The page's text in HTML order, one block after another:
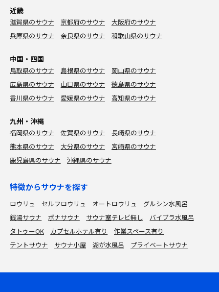
近畿
滋賀県のサウナ 京都府のサウナ
大阪府のサウナ
兵庫県のサウナ
奈良県のサウナ 和歌山県のサウナ
中国・四国
鳥取県のサウナ 島根県のサウナ
岡山県のサウナ
広島県のサウナ
山口県のサウナ
徳島県のサウナ
香川県のサウナ
愛媛県のサウナ 高知県のサウナ
九州・沖縄
福岡県のサウナ 佐賀県のサウナ
長崎県のサウナ
熊本県のサウナ
大分県のサウナ
宮崎県のサウナ
鹿児島県のサウナ
沖縄県のサウナ
特徴からサウナを探す
ロウリュ セルフロウリュ オートロウリュ
グルシン水風呂
銭湯サウナ
ボナサウナ サウナ室テレビ無し
バイブラ水風呂
タトゥーOK
カプセルホテル有り
作業スペース有り
テントサウナ
サウナ小屋 湖が水風呂 プライベートサウナ